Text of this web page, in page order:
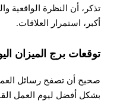
تذكر، أن النظرة الواقعية
أكبر، استمرار العلاقات.
توقعات برج الميزان
صحيح أن تصفح رسائل العمل
بشكل أفضل ليوم العمل